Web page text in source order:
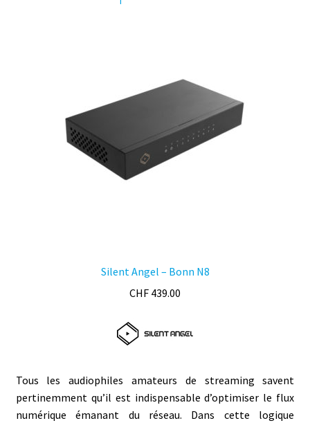
Silent Angel – Bonn N8
CHF 439.00
Tous les audiophiles amateurs de streaming savent
pertinemment qu’il est indispensable d’optimiser le flux
numérique émanant du réseau. Dans cette logique